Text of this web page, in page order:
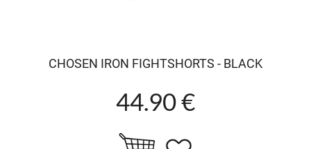
CHOSEN IRON FIGHTSHORTS - BLACK
44.90 €